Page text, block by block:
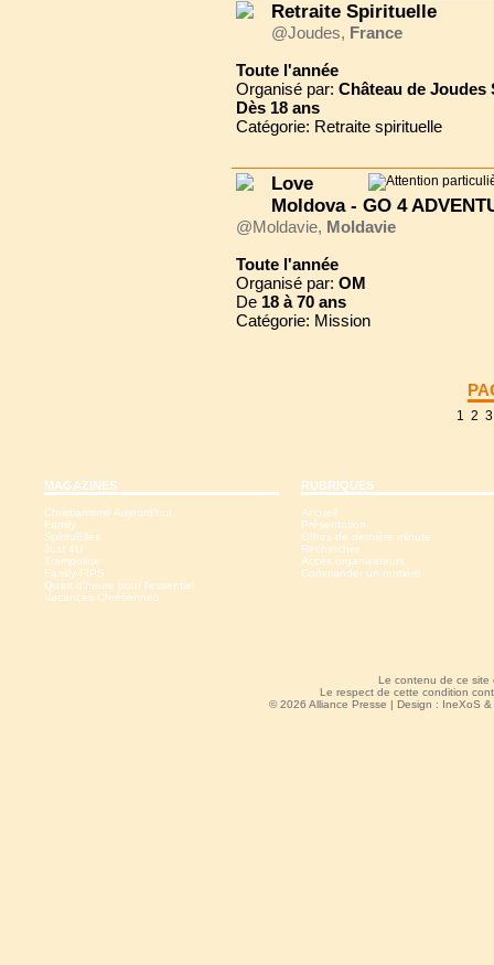
Retraite Spirituelle
@Joudes, France
Toute l'année
Organisé par: Château de Joudes
Dès 18 ans
Catégorie: Retraite spirituelle
Love
Moldova - GO 4
@Moldavie, Moldavie
Toute l'année
Organisé par: OM
De 18 à 70 ans
Catégorie: Mission
1 2 3
MAGAZINES
Christianisme Aujourd'hui
Family
SpirituElles
Just 4U
Trampoline
Family-FIPS
Quart d'heure pour l'essentiel
Vacances Chrétiennes
RUBRIQUES
Accueil
Présentation
Offres de dernière minute
Rechercher
Accès organisateurs
Commander un numéro
Le contenu de ce site
Le respect de cette condition
© 2026 Alliance Presse | Design : IneXoS &